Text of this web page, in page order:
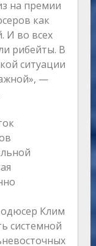
на премии
как
И во всех
рибейты. В
ситуации
—
Клим
системной